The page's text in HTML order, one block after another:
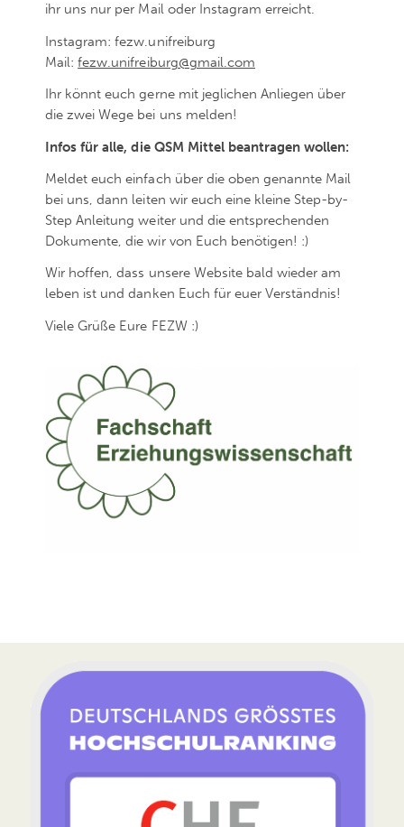
ihr uns nur per Mail oder Instagram erreicht.
Instagram: fezw.unifreiburg
Mail:fezw.unifreiburg@gmail.com
Ihr könnt euch gerne mit jeglichen Anliegen über
die zwei Wege bei uns melden!
Infos für alle, die QSM Mittel beantragen wollen:
Meldet euch einfach über die oben genannte Mail
bei uns, dann leiten wir euch eine kleine Step-by-
Step Anleitung weiter und die entsprechenden
Dokumente, die wir von Euch benötigen! :)
Wir hoffen, dass unsere Website bald wieder am
leben ist und danken Euch für euer Verständnis!
Viele Grüße Eure FEZW :)